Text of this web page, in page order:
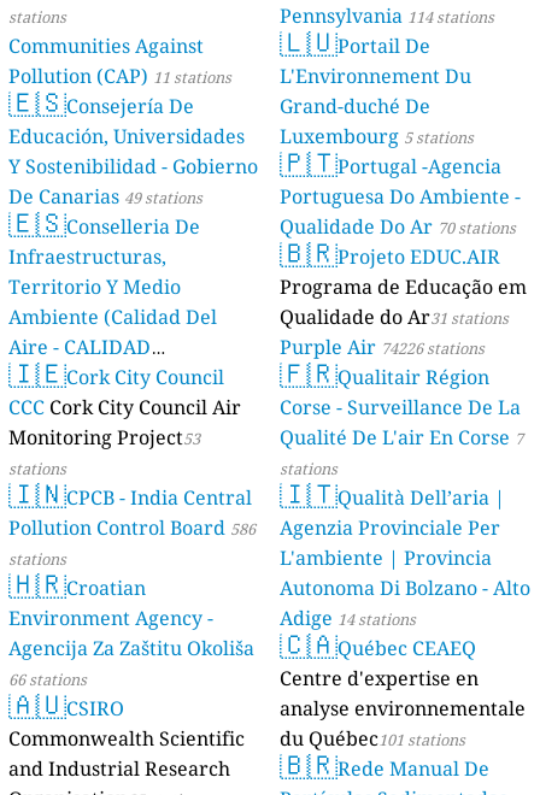
stations
Communities Against
Pollution (CAP) 11 stations
🇪🇸Consejería De
Educación, Universidades
Y Sostenibilidad - Gobierno
De Canarias 49 stations
🇪🇸Conselleria De
Infraestructuras,
Territorio Y Medio
Ambiente (Calidad Del
Aire - CALIDAD
AMBIENTAL) 23 stations
🇮🇪Cork City Council
CCC Cork City Council Air
Monitoring Project53
stations
🇮🇳CPCB - India Central
Pollution Control Board 586
stations
🇭🇷Croatian
Environment Agency -
Agencija Za Zaštitu Okoliša
66 stations
🇦🇺CSIRO
Commonwealth Scientific
and Industrial Research
Pennsylvania 114 stations
🇱🇺Portail De
L'Environnement Du
Grand-duché De
Luxembourg 5 stations
🇵🇹Portugal -Agencia
Portuguesa Do Ambiente -
Qualidade Do Ar 70 stations
🇧🇷Projeto EDUC.AIR
Programa de Educação em
Qualidade do Ar31 stations
Purple Air 74226 stations
🇫🇷Qualitair Région
Corse - Surveillance De La
Qualité De L'air En Corse 7
stations
🇮🇹Qualità Dell’aria |
Agenzia Provinciale Per
L'ambiente | Provincia
Autonoma Di Bolzano - Alto
Adige 14 stations
🇨🇦Québec CEAEQ
Centre d'expertise en
analyse environnementale
du Québec101 stations
🇧🇷Rede Manual De